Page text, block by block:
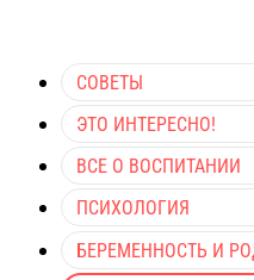
СОВЕТЫ
ЭТО ИНТЕРЕСНО!
ВСЕ О ВОСПИТАНИИ
ПСИХОЛОГИЯ
БЕРЕМЕННОСТЬ И